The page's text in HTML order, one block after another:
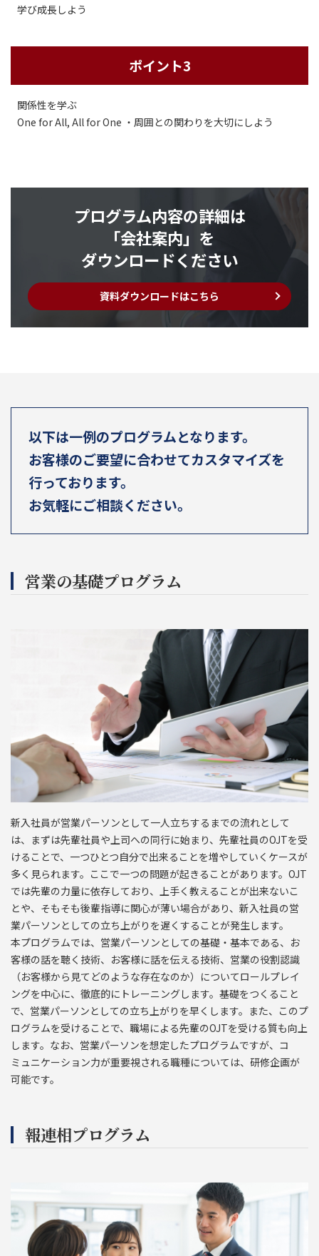
学び成長しよう
ポイント3
関係性を学ぶ
One for All, All for One ・周囲との関わりを大切にしよう
プログラム内容の詳細は
「会社案内」を
ダウンロードください
資料ダウンロードはこちら
以下は一例のプログラムとなります。
お客様のご要望に合わせてカスタマイズを
行っております。
お気軽にご相談ください。
営業の基礎プログラム
新入社員が営業パーソンとして一人立ちするまでの流れとして
は、まずは先輩社員や上司への同行に始まり、先輩社員のOJTを受
けることで、一つひとつ自分で出来ることを増やしていくケースが
多く見られます。ここで一つの問題が起きることがあります。OJT
では先輩の力量に依存しており、上手く教えることが出来ないこ
とや、そもそも後輩指導に関心が薄い場合があり、新入社員の営
業パーソンとしての立ち上がりを遅くすることが発生します。
本プログラムでは、営業パーソンとしての基礎・基本である、お
客様の話を聴く技術、お客様に話を伝える技術、営業の役割認識
（お客様から見てどのような存在なのか）についてロールプレイ
ングを中心に、徹底的にトレーニングします。基礎をつくること
で、営業パーソンとしての立ち上がりを早くします。また、このプ
ログラムを受けることで、職場による先輩のOJTを受ける質も向上
します。なお、営業パーソンを想定したプログラムですが、コ
ミュニケーション力が重要視される職種については、研修企画が
可能です。
報連相プログラム